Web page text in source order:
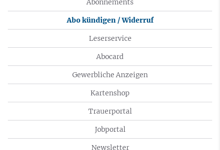
Abonnements
Abo kündigen / Widerruf
Leserservice
Abocard
Gewerbliche Anzeigen
Kartenshop
Trauerportal
Jobportal
Newsletter